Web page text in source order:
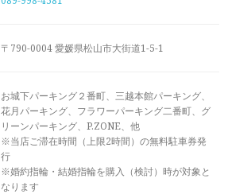
〒790-0004 愛媛県松山市大街道1-5-1
お城下パーキング２番町、三越本館パーキング、
花月パーキング、フラワーパーキング二番町、グ
リーンパーキング、P.ZONE、他
※当店ご滞在時間（上限2時間）の無料駐車券発
行
※婚約指輪・結婚指輪を購入（検討）時が対象と
なります